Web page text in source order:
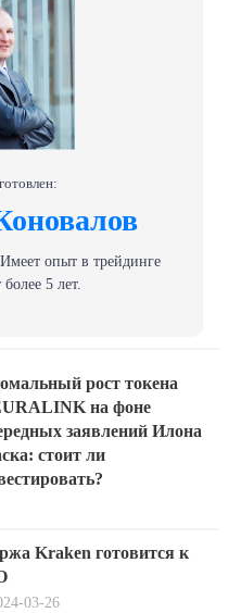
опыт в трейдинге
5 лет.
рост токена
на фоне
заявлений Илона
стоит ли
Kraken готовится к
03-26